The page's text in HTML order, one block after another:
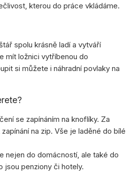
kterou do práce vkládáme.
spolu krásně ladí a vytváří
mít ložnici vytříbenou do
si můžete i náhradní povlaky na
se zapínáním na knoflíky. Za
na zip. Vše je laděné do bílé
nejen do domácností, ale také do
jsou penziony či hotely.